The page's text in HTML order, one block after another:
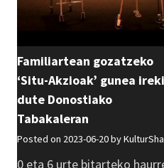
Familiartean gozatzeko
‘Situ-Akzioak’ gunea ireki
dute Donostiako
Tabakaleran
Posted on 2023-06-20 by
0 eta 6 urte bitarteko